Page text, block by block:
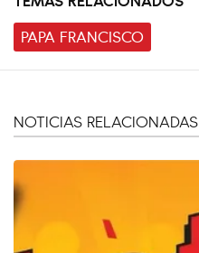
PAPA FRANCISCO
NOTICIAS RELACIONADAS